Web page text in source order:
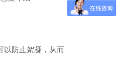
以防止絮凝，从而